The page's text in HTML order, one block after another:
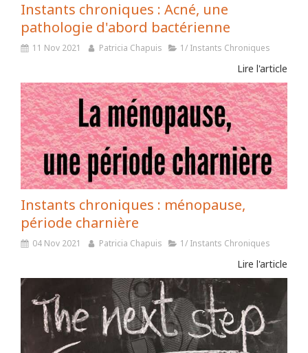
Instants chroniques : Acné, une
pathologie d'abord bactérienne
11 Nov 2021 Patricia Chapuis 1/ Instants Chroniques
Lire l'article
Instants chroniques : ménopause,
période charnière
04 Nov 2021 Patricia Chapuis 1/ Instants Chroniques
Lire l'article